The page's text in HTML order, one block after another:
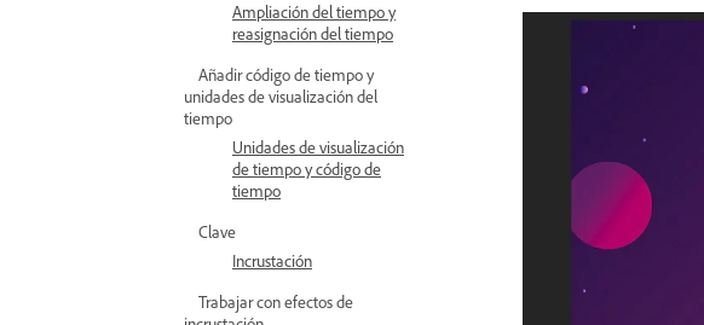
Ampliación del tiempo y
reasignación del tiempo
Añadir código de tiempo y
unidades de visualización del
tiempo
Unidades de visualización
de tiempo y código de
tiempo
Clave
Incrustación
Trabajar con efectos de